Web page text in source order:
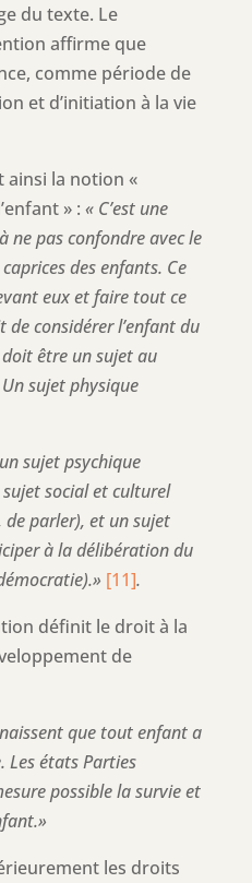
du texte. Le
affirme que
comme période de
et d’initiation à la vie
ainsi la notion «
» : « C’est une
pas confondre avec le
des enfants. Ce
eux et faire tout ce
de considérer l’enfant du
être un sujet au
sujet physique
sujet psychique
social et culturel
de parler), et un sujet
à la délibération du
[11].
définit le droit à la
de
que tout enfant a
Les états Parties
possible la survie et
les droits